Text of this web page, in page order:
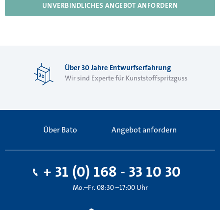
UNVERBINDLICHES ANGEBOT ANFORDERN
Über 30 Jahre Entwurfserfahrung
Wir sind Experte für Kunststoffspritzguss
Über Bato Angebot anfordern
+ 31 (0) 168 - 33 10 30
Mo.–Fr. 08:30 –17:00 Uhr